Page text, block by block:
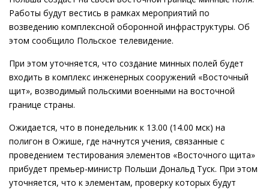
Работы будут вестись в рамках мероприятий по
возведению комплексной оборонной инфраструктуры. Об
этом сообщило Польское телевидение.
При этом уточняется, что создание минных полей будет
входить в комплекс инженерных сооружений «Восточный
щит», возводимый польскими военными на восточной
границе страны.
Ожидается, что в понедельник к 13.00 (14.00 мск) на
полигон в Ожише, где начнутся учения, связанные с
проведением тестирования элементов «Восточного щита»
прибудет премьер-министр Польши Дональд Туск. При этом
уточняется, что к элементам, проверку которых будут